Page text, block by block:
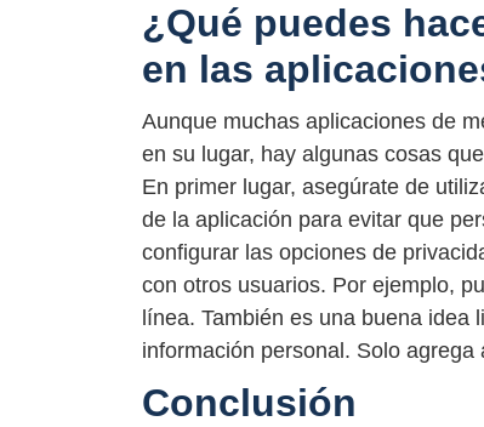
¿Qué puedes
en las
Aunque muchas aplicaciones de
en su lugar, hay algunas cosas
En primer lugar, asegúrate de
de la aplicación para evitar que
configurar las opciones de
con otros usuarios. Por ejemplo,
línea. También es una buena
información personal. Solo
Conclusión